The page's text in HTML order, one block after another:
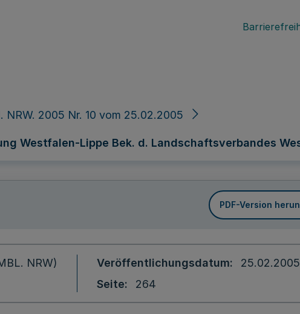
NRW. 2005 Nr. 10 vom 25.02.2005
Westfalen-Lippe Bek. d. Landschaftsverbandes
PDF-Version
NRW)
Veröffentlichungsdatum
25.02.2005
Seite
264